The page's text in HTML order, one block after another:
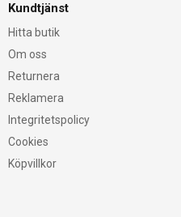
Kundtjänst
Hitta butik
Om oss
Returnera
Reklamera
Integritetspolicy
Cookies
Köpvillkor